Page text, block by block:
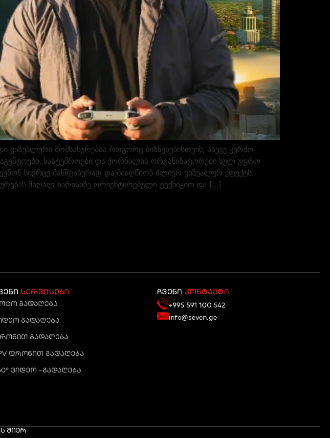
მომსახურებაა როგორც ბიზნესებისთვის, ასევე კერძო
სასტუმროები და ქორწილის ორგანიზატორები სულ უფრო
სივრცე მასშტაბურად და მიაღწიონ ძლიერ ვიზუალურ ეფექტს.
მაღალ ხარისხზე ორიენტირებული ტექნიკით და […]
სერვისები
გადაღება
გადაღება
გადაღება
დრონით გადაღება
ვიდეო –გადაღება
ჩვენი კონტაქტი
+995 591 100 542
info@seven.ge
მიერ